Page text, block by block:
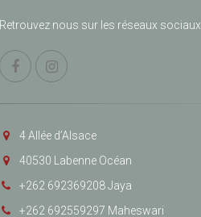
Retrouvez nous sur les réseaux sociaux.
4 Allée d’Alsace
40530 Labenne Océan
+262 692369208 Jaya
+262 692559297 Maheswari